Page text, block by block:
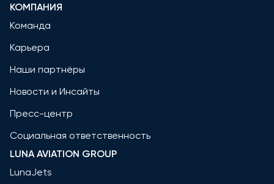
КОМПАНИЯ
Команда
Карьера
Наши партнёры
Новости и Инсайты
Пресс-центр
Социальная ответственность
LUNA AVIATION GROUP
LunaJets